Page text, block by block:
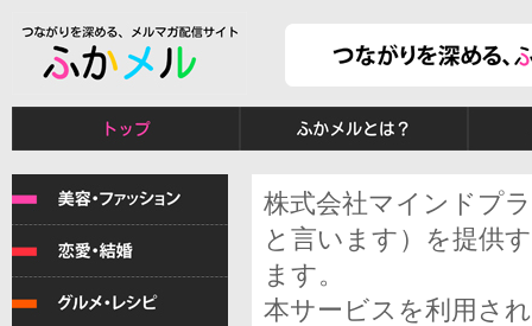
株式会社マインドプ
と言います）を提供
ます。
本サービスを利用さ